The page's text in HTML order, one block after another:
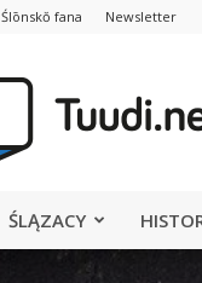
Ślōnskŏ fana Newsletter
Portal
ŚLĄZACY